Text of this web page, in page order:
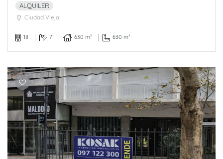
ALQUILER
Ciudad Vieja
18 7 630 m² 630 m²